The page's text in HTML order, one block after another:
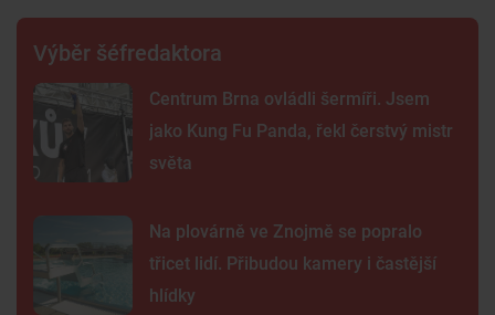
Výběr šéfredaktora
Centrum Brna ovládli šermíři. Jsem
jako Kung Fu Panda, řekl čerstvý mistr
světa
Na plovárně ve Znojmě se popralo
třicet lidí. Přibudou kamery i častější
hlídky